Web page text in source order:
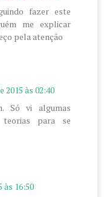
fazer este
me explicar
pela atenção
2015 às 02:40
Só vi algumas
teorias para se
às 16:50